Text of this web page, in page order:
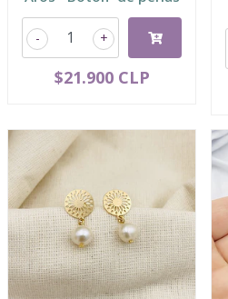
+
-
$21.900 CLP